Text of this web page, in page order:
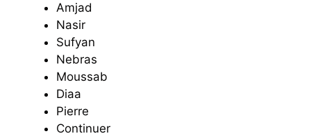
Amjad
Nasir
Sufyan
Nebras
Moussab
Diaa
Pierre
Continuer